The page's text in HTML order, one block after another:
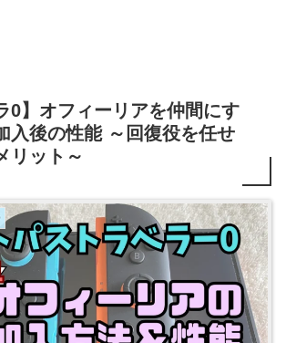
0】オフィーリアを仲間にす
入後の性能 ～回復役を任せ
リット～